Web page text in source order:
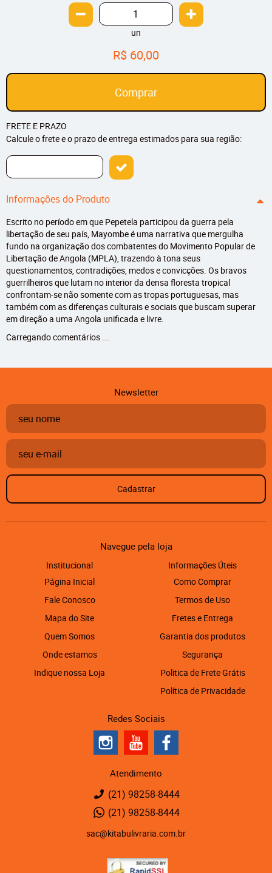
un
R$ 60,00
Comprar
FRETE E PRAZO
Calcule o frete e o prazo de entrega estimados para sua região:
Informações do Produto
Escrito no período em que Pepetela participou da guerra pela
libertação de seu país, Mayombe é uma narrativa que mergulha
fundo na organização dos combatentes do Movimento Popular de
Libertação de Angola (MPLA), trazendo à tona seus
questionamentos, contradições, medos e convicções. Os bravos
guerrilheiros que lutam no interior da densa floresta tropical
confrontam-se não somente com as tropas portuguesas, mas
também com as diferenças culturais e sociais que buscam superar
em direção a uma Angola unificada e livre.
Carregando comentários ...
Newsletter
Cadastrar
Navegue pela loja
Institucional
Página Inicial
Fale Conosco
Mapa do Site
Quem Somos
Onde estamos
Indique nossa Loja
Informações Úteis
Como Comprar
Termos de Uso
Fretes e Entrega
Garantia dos produtos
Segurança
Politica de Frete Grátis
Política de Privacidade
Redes Sociais
Atendimento
(21) 98258-8444
(21) 98258-8444
sac@kitabulivraria.com.br